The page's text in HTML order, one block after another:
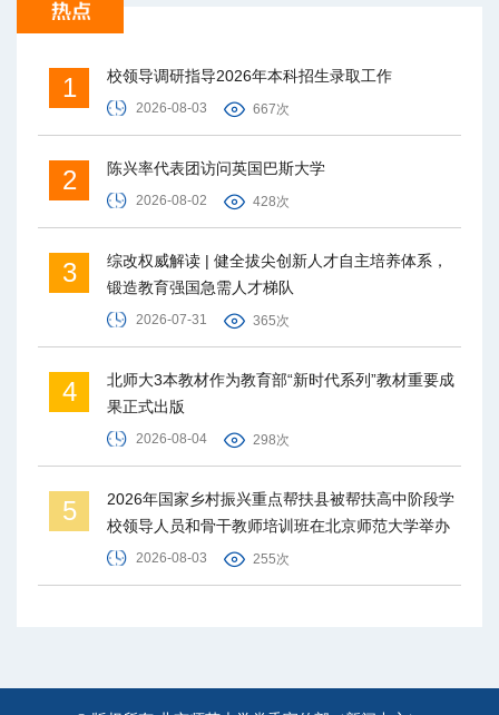
1 校领导调研指导2026年本科招生录取工作
2026-08-03 667次
2 陈兴率代表团访问英国巴斯大学
2026-08-02 428次
3
综改权威解读 | 健全拔尖创新人才自主培养体系，
锻造教育强国急需人才梯队
2026-07-31 365次
4
北师大3本教材作为教育部“新时代系列”教材重要成
果正式出版
2026-08-04 298次
5
2026年国家乡村振兴重点帮扶县被帮扶高中阶段学
校领导人员和骨干教师培训班在北京师范大学举办
2026-08-03 255次